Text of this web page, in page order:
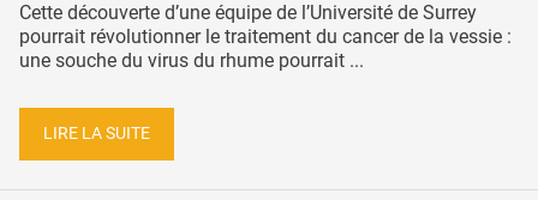
Cette découverte d’une équipe de l’Université de Surrey
pourrait révolutionner le traitement du cancer de la vessie :
une souche du virus du rhume pourrait ...
LIRE LA SUITE